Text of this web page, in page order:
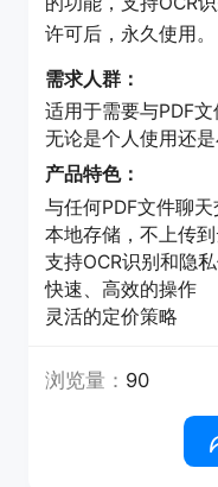
许可后，永久使用。
需求人群：
适用于需要与PDF
无论是个人使用还是
产品特色：
与任何PDF文件聊天
本地存储，不上传
支持OCR识别和隐
快速、高效的操作
灵活的定价策略
浏览量： 90